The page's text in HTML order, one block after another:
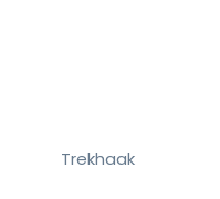
Trekhaak